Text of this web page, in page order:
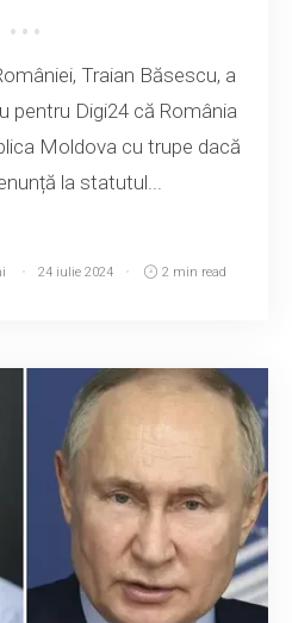
Traian Băsescu, a
pentru Digi24 că România
Moldova cu trupe dacă
la statutul...
24 iulie 2024 2 min read